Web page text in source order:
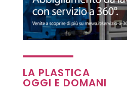
LA PLASTICA
OGGI E DOMANI